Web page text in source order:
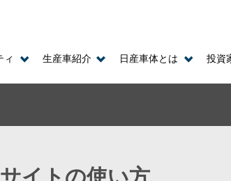
ィ 生産車紹介 日産車体とは 投資